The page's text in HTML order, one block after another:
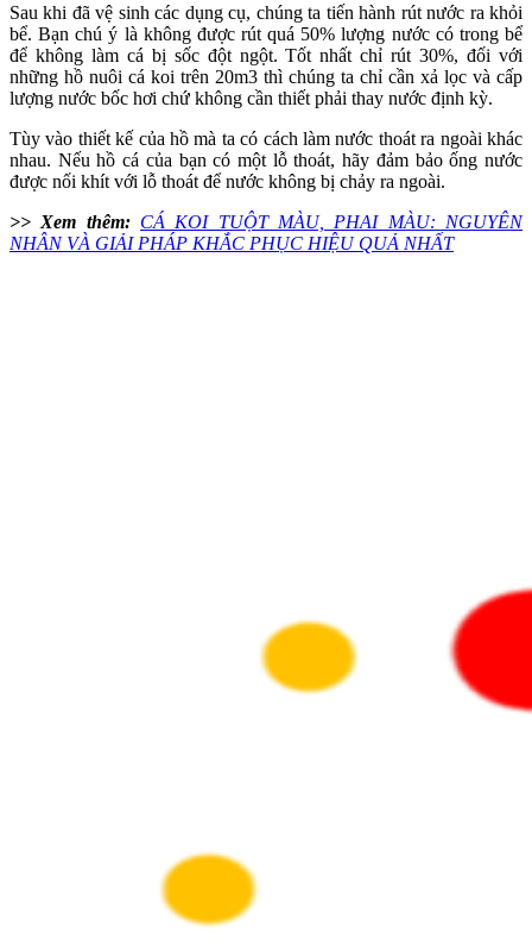
Sau khi đã vệ sinh các dụng cụ, chúng ta tiến hành rút nước ra khỏi
bể. Bạn chú ý là không được rút quá 50% lượng nước có trong bể
để không làm cá bị sốc đột ngột. Tốt nhất chỉ rút 30%, đối với
những hồ nuôi cá koi trên 20m3 thì chúng ta chỉ cần xả lọc và cấp
lượng nước bốc hơi chứ không cần thiết phải thay nước định kỳ.
Tùy vào thiết kế của hồ mà ta có cách làm nước thoát ra ngoài khác
nhau. Nếu hồ cá của bạn có một lỗ thoát, hãy đảm bảo ống nước
được nối khít với lỗ thoát để nước không bị chảy ra ngoài.
>> Xem thêm: CÁ KOI TUỘT MÀU, PHAI MÀU: NGUYÊN
NHÂN VÀ GIẢI PHÁP KHẮC PHỤC HIỆU QUẢ NHẤT